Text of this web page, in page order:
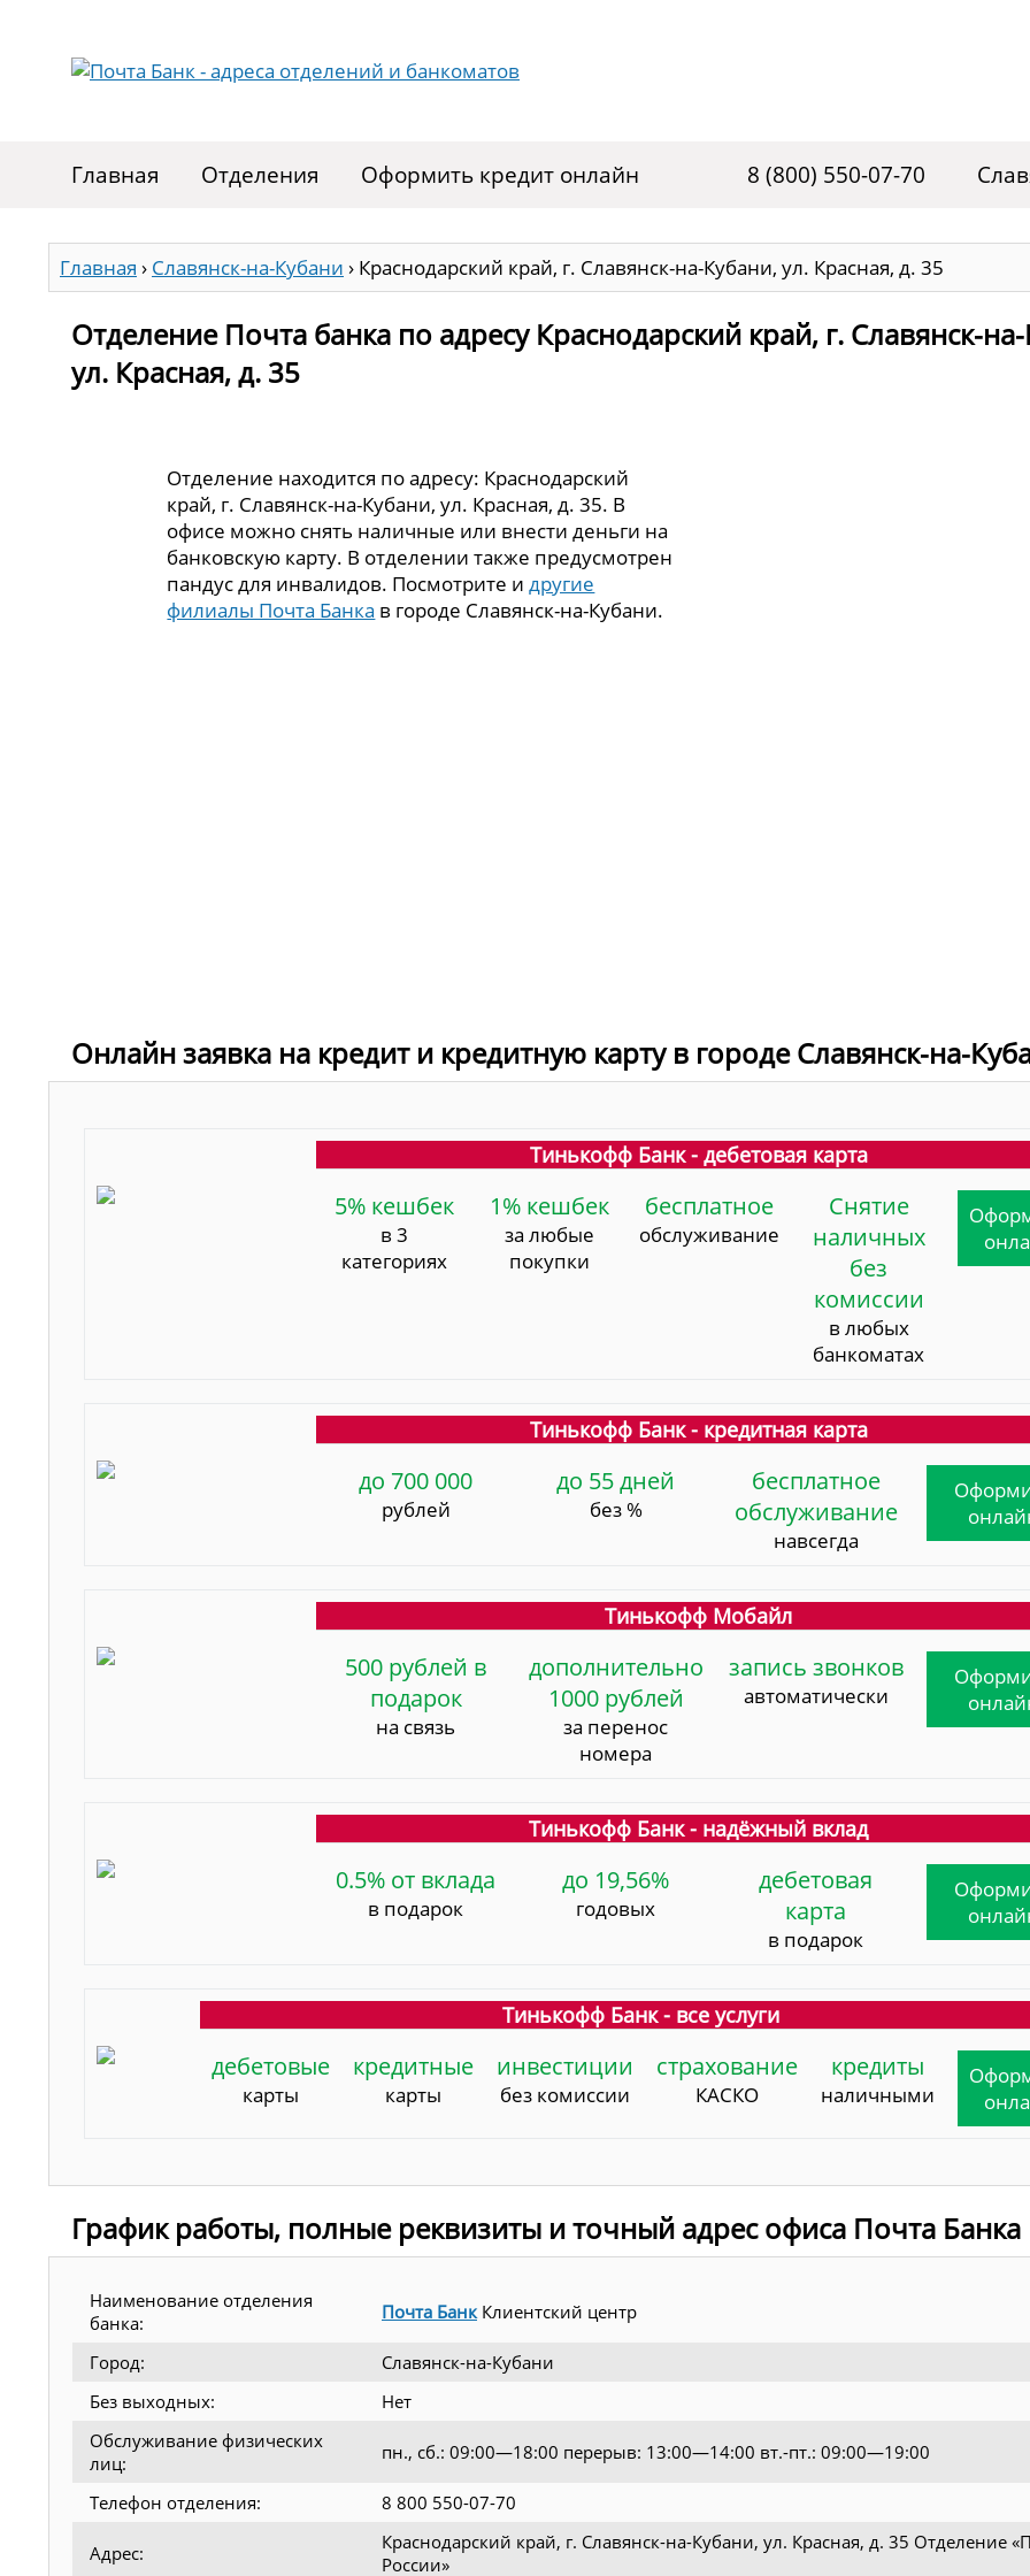
Главная Отделения Оформить кредит онлайн 8 (800) 550-07-70
Главная › Славянск-на-Кубани › Краснодарский край, г. Славянск-на-Кубани, ул. Красная, д. 35
Отделение Почта банка по адресу Краснодарский край, г. Славянск-
ул. Красная, д. 35
Отделение находится по адресу: Краснодарский
край, г. Славянск-на-Кубани, ул. Красная, д. 35. В
офисе можно снять наличные или внести деньги на
банковскую карту. В отделении также предусмотрен
пандус для инвалидов. Посмотрите идругие
филиалы Почта Банка в городе Славянск-на-Кубани.
Онлайн заявка на кредит и кредитную карту в городе Славянск-на-
Тинькофф Банк - дебетовая карта
5% кешбек
в 3
категориях
1% кешбек
за любые
покупки
бесплатное
обслуживание
Снятие
наличных
без
комиссии
в любых
банкоматах
Тинькофф Банк - кредитная карта
до 700 000
рублей
до 55 дней
без %
бесплатное
обслуживание
навсегда
Тинькофф Мобайл
500 рублей в
подарок
на связь
дополнительно
1000 рублей
за перенос
номера
запись звонков
автоматически
Тинькофф Банк - надёжный вклад
0.5% от вклада
в подарок
до 19,56%
годовых
дебетовая
карта
в подарок
Тинькофф Банк - все услуги
дебетовые
карты
кредитные
карты
инвестиции
без комиссии
страхование
КАСКО
кредиты
наличными
График работы, полные реквизиты и точный адрес офиса Почта Банка
Наименование отделения
банка:
Почта Банк Клиентский центр
Город:
Славянск-на-Кубани
Без выходных:
Нет
Обслуживание физических
лиц:
пн., сб.: 09:00—18:00 перерыв: 13:00—14:00 вт.-пт.: 09:00—19:00
Телефон отделения: 8 800 550-07-70
Адрес:
Краснодарский край, г. Славянск-на-Кубани, ул. Красная, д. 35 Отделение
России»